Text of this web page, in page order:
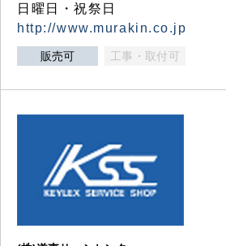
日曜日・祝祭日
http://www.murakin.co.jp
販売可 工事・取付可